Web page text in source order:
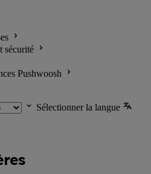
sécurité
Pushwoosh
Sélectionner la langue